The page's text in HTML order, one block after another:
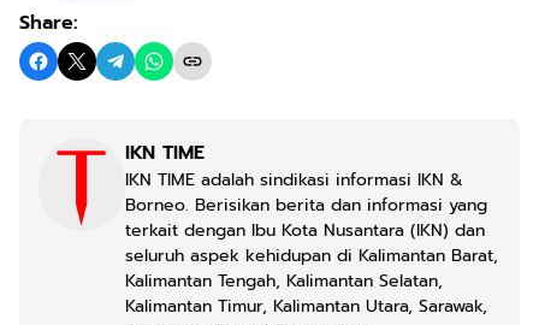
Share:
IKN TIME
IKN TIME adalah sindikasi informasi IKN &
Borneo. Berisikan berita dan informasi yang
terkait dengan Ibu Kota Nusantara (IKN) dan
seluruh aspek kehidupan di Kalimantan Barat,
Kalimantan Tengah, Kalimantan Selatan,
Kalimantan Timur, Kalimantan Utara, Sarawak,